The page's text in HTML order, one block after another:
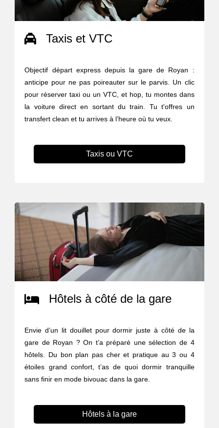
Taxis et VTC
Objectif départ express depuis la gare de Royan :
anticipe pour ne pas poireauter sur le parvis. Un clic
pour réserver taxi ou un VTC, et hop, tu montes dans
la voiture direct en sortant du train. Tu t'offres un
transfert clean et tu arrives à l’heure où tu veux.
Taxis ou VTC
Hôtels à côté de la gare
Envie d’un lit douillet pour dormir juste à côté de la
gare de Royan ? On t’a préparé une sélection de 4
hôtels. Du bon plan pas cher et pratique au 3 ou 4
étoiles grand confort, t’as de quoi dormir tranquille
sans finir en mode bivouac dans la gare.
Hôtels à la gare